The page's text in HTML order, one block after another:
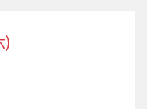
)